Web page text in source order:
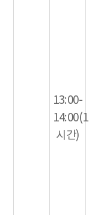
13:00-
14:00(1
시간)